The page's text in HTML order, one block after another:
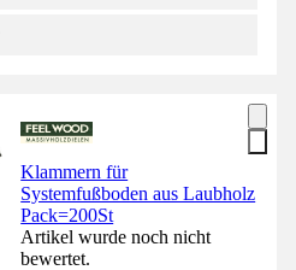
Klammern für
Systemfußboden aus Laubholz
Pack=200St
Artikel wurde noch nicht
bewertet.